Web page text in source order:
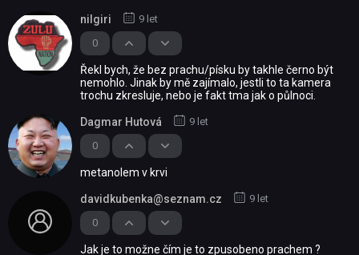
0
nilgiri 9 let
Řekl bych, že bez prachu/písku by takhle černo být
nemohlo. Jinak by mě zajímalo, jestli to ta kamera
trochu zkresluje, nebo je fakt tma jak o půlnoci.
0
Dagmar Hutová 9 let
metanolem v krvi
0
davidkubenka@seznam.cz 9 let
Jak je to možne čím je to zpusobeno prachem ?